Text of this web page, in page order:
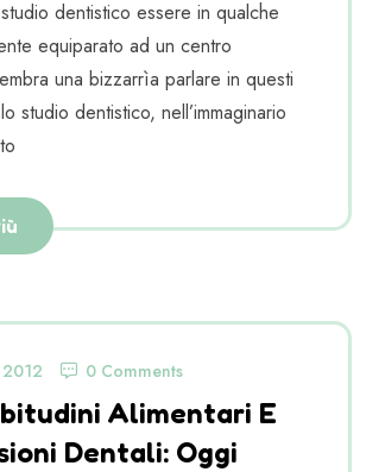
dentistico essere in qualche
equiparato ad un centro
una bizzarrìa parlare in questi
studio dentistico, nell’immaginario
0 Comments
Alimentari E
Dentali: Oggi